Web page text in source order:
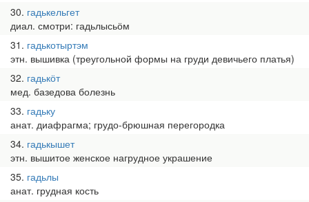
30 гадькельгет
диал. смотри: гадьлысьӧм
31 гадькотыртэм
этн. вышивка (треугольной формы на груди девичьего платья)
32 гадькӧт
мед. базедова болезнь
33 гадьку
анат. диафрагма; грудо-брюшная перегородка
34 гадькышет
этн. вышитое женское нагрудное украшение
35 гадьлы
анат. грудная кость